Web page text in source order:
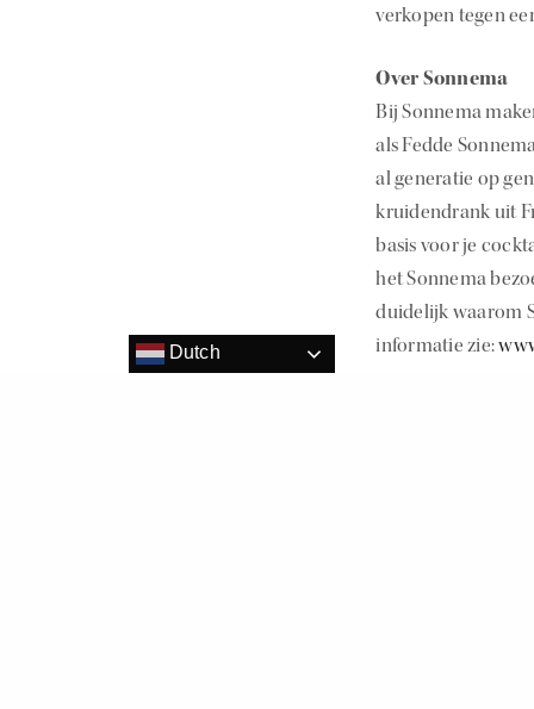
verkopen tegen
Over Sonnema
Bij Sonnema
als Fedde
al generatie op
kruidendrank uit
basis voor je
het Sonnema
duidelijk waarom
informatie zie:
Dutch